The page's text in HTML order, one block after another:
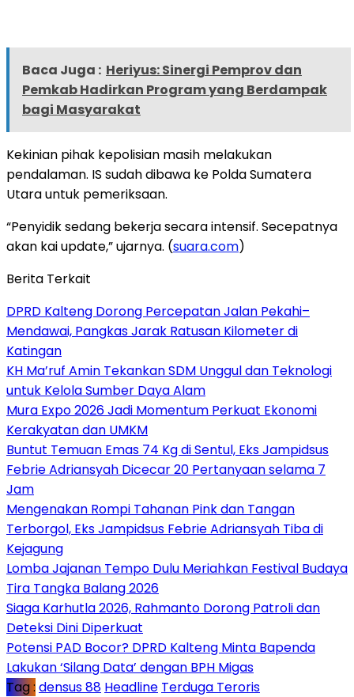
Baca Juga : Heriyus: Sinergi Pemprov dan
Pemkab Hadirkan Program yang Berdampak
bagi Masyarakat
Kekinian pihak kepolisian masih melakukan
pendalaman. IS sudah dibawa ke Polda Sumatera
Utara untuk pemeriksaan.
“Penyidik sedang bekerja secara intensif. Secepatnya
akan kai update,” ujarnya. (suara.com)
Berita Terkait
DPRD Kalteng Dorong Percepatan Jalan Pekahi–
Mendawai, Pangkas Jarak Ratusan Kilometer di
Katingan
KH Ma’ruf Amin Tekankan SDM Unggul dan Teknologi
untuk Kelola Sumber Daya Alam
Mura Expo 2026 Jadi Momentum Perkuat Ekonomi
Kerakyatan dan UMKM
Buntut Temuan Emas 74 Kg di Sentul, Eks Jampidsus
Febrie Adriansyah Dicecar 20 Pertanyaan selama 7
Jam
Mengenakan Rompi Tahanan Pink dan Tangan
Terborgol, Eks Jampidsus Febrie Adriansyah Tiba di
Kejagung
Lomba Jajanan Tempo Dulu Meriahkan Festival Budaya
Tira Tangka Balang 2026
Siaga Karhutla 2026, Rahmanto Dorong Patroli dan
Deteksi Dini Diperkuat
Potensi PAD Bocor? DPRD Kalteng Minta Bapenda
Lakukan ‘Silang Data’ dengan BPH Migas
Tag : densus 88 Headline Terduga Teroris